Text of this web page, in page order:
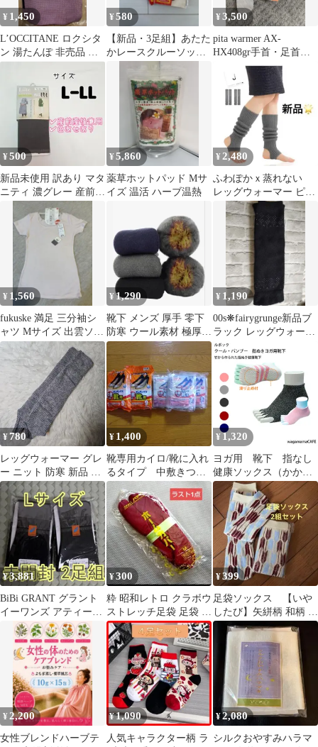
年末年始
¥ 1,450
L’OCCITANE ロクシタ
ン 湯たんぽ 非売品 ノ
¥580
【新品・3足組】あたた
かレースクルーソック
80D 厚地
¥3,500
pita warmer AX-
HX408gr手首・足首用
¥500
新品未使用 訳あり マタ
ニティ 濃グレー 産前産
後兼用 レギンス 10分丈
¥5,860
薬草ホットパッド Mサ
イズ 温活 ハーブ温熱
¥ 2,480
ふわぽかｘ蒸れない
レッグウォーマー ピラ
ティス講師監修 冷え
対策 温活 秋冬
¥ 1,560
fukuske 満足 三分袖シ
ャツ Mサイズ 出雲ソフ
ト
¥1,290
靴下 メンズ 厚手 零下
防寒 ウール素材 極厚裏
起毛 アウトドア 登山
海外旅行
¥ 1,190
00s❋fairygrunge新品ブ
ラック レッグウォーマ
ー 冷え防止
¥780
レッグウォーマー グレ
ー ニット 防寒 新品 暖
かい 冷え対策 ヨガ
¥ 1,400
靴専用カイロ/靴に入れ
るタイプ 中敷きつま
先用 5足入り×5袋セッ
ト売り
¥1,320
ヨガ用 靴下 指なし
健康ソックス（かかと
付き）（すべり止め付
き） 【ピュア・クー
ルバンブー】
¥3,881
BiBi GRANT グラント
イーワンズ アティーボ
ハイソックス Lサイズ
¥300
粋 昭和レトロ クラボウ
ストレッチ足袋 足袋 フ
ットカバー 靴下カバー
あずき
¥399
足袋ソックス 【いや
したび】矢絣柄 和柄 靴
下 2組セット
¥ 2,200
女性ブレンドハーブテ
¥1,090
人気キャラクター柄 ラ
¥2,080
シルクおやすみハラマ